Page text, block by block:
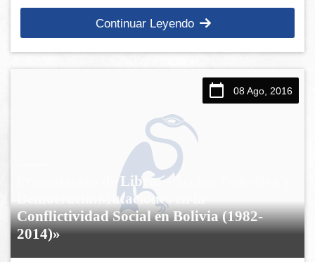
Continuar Leyendo
08 Ago, 2016
Presentación de Libro: «Acción Colectiva y
Democracia:Mutaciones en la
Conflictividad Social en Bolivia (1982-
2014)»